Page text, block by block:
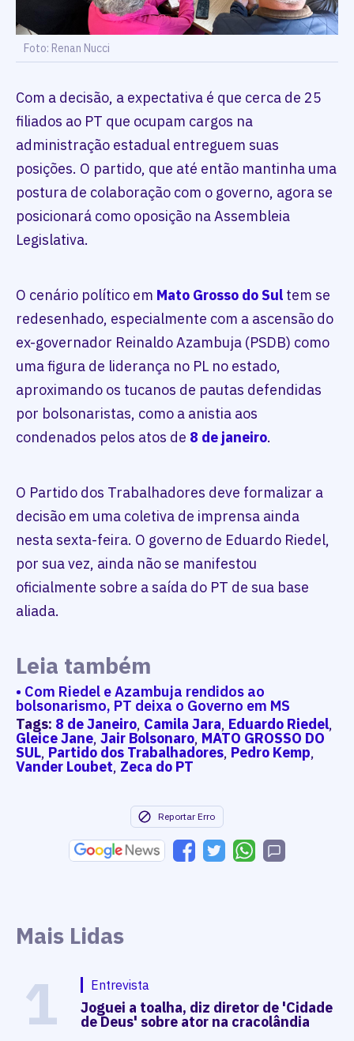
Foto: Renan Nucci
Com a decisão, a expectativa é que cerca de 25
filiados ao PT que ocupam cargos na
administração estadual entreguem suas
posições. O partido, que até então mantinha uma
postura de colaboração com o governo, agora se
posicionará como oposição na Assembleia
Legislativa.
O cenário político em Mato Grosso do Sul tem se
redesenhado, especialmente com a ascensão do
ex-governador Reinaldo Azambuja (PSDB) como
uma figura de liderança no PL no estado,
aproximando os tucanos de pautas defendidas
por bolsonaristas, como a anistia aos
condenados pelos atos de 8 de janeiro.
O Partido dos Trabalhadores deve formalizar a
decisão em uma coletiva de imprensa ainda
nesta sexta-feira. O governo de Eduardo Riedel,
por sua vez, ainda não se manifestou
oficialmente sobre a saída do PT de sua base
aliada.
Leia também
• Com Riedel e Azambuja rendidos ao
bolsonarismo, PT deixa o Governo em MS
Tags: 8 de Janeiro, Camila Jara, Eduardo Riedel,
Gleice Jane, Jair Bolsonaro, MATO GROSSO DO
SUL, Partido dos Trabalhadores, Pedro Kemp,
Vander Loubet, Zeca do PT
Reportar Erro
Mais Lidas
1 Entrevista
Joguei a toalha, diz diretor de 'Cidade
de Deus' sobre ator na cracolândia